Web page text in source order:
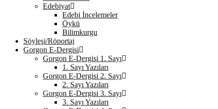
Edebiyat
Edebi İncelemeler
Öykü
Bilimkurgu
Söyleşi/Röportaj
Gorgon E-Dergisi
Gorgon E-Dergisi 1. Sayı
1. Sayı Yazıları
Gorgon E-Dergisi 2. Sayı
2. Sayı Yazıları
Gorgon E-Dergisi 3. Sayı
3. Sayı Yazıları